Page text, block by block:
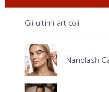
Gli ultimi articoli
Nanolash